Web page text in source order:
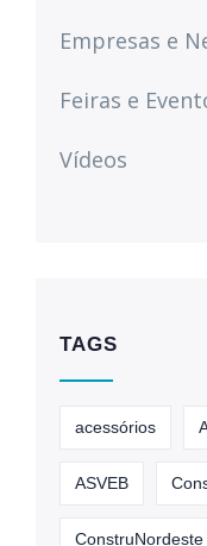
Empresas e
Feiras e
Vídeos
TAGS
acessórios
ASVEB